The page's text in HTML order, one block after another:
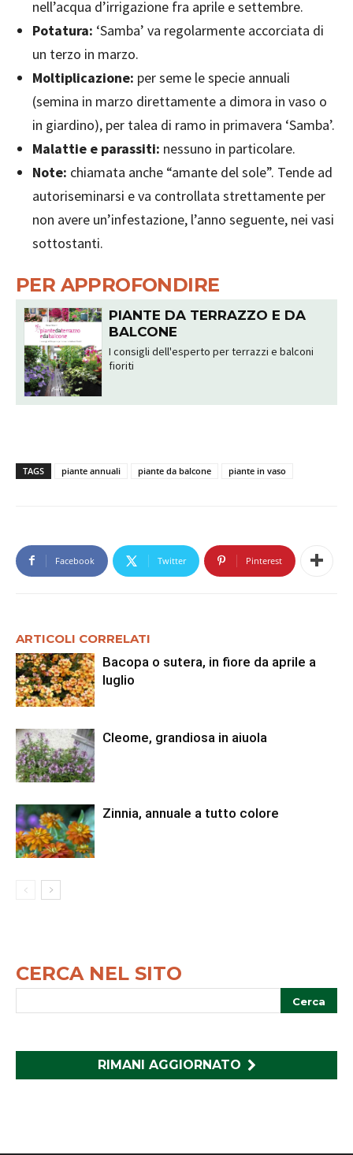
nell’acqua d’irrigazione fra aprile e settembre.
Potatura: ‘Samba’ va regolarmente accorciata di
un terzo in marzo.
Moltiplicazione: per seme le specie annuali
(semina in marzo direttamente a dimora in vaso o
in giardino), per talea di ramo in primavera ‘Samba’.
Malattie e parassiti: nessuno in particolare.
Note: chiamata anche “amante del sole”. Tende ad
autoriseminarsi e va controllata strettamente per
non avere un’infestazione, l’anno seguente, nei vasi
sottostanti.
PER APPROFONDIRE
PIANTE DA TERRAZZO E DA
BALCONE
I consigli dell'esperto per terrazzi e balconi
fioriti
TAGS piante annuali piante da balcone piante in vaso
Facebook Twitter Pinterest
ARTICOLI CORRELATI
Bacopa o sutera, in fiore da aprile a
luglio
Cleome, grandiosa in aiuola
Zinnia, annuale a tutto colore
CERCA NEL SITO
RIMANI AGGIORNATO